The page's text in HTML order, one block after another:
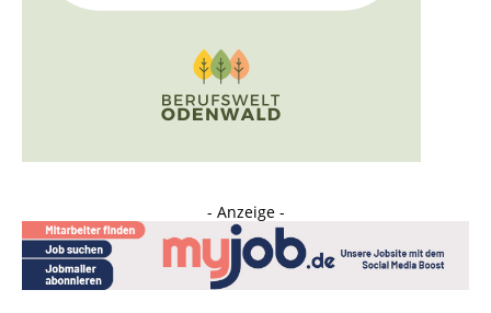
- Anzeige -